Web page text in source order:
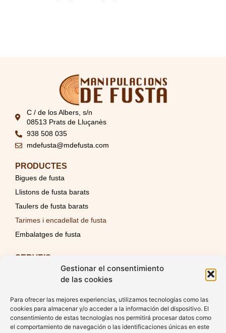
Gestionar el consentimiento
de las cookies
Para ofrecer las mejores experiencias, utilizamos tecnologías como las
cookies para almacenar y/o acceder a la información del dispositivo. El
consentimiento de estas tecnologías nos permitirá procesar datos como
el comportamiento de navegación o las identificaciones únicas en este
C / de los Albers, s/n
08513 Prats de Lluçanès
938 508 035
mdefusta@mdefusta.com
PRODUCTES
Bigues de fusta
Llistons de fusta barats
Taulers de fusta barats
Tarimes i encadellat de fusta
Embalatges de fusta
SERVEIS
Disseny i càlcul d’ estructures de fusta
Muntatge d’estructures de fusta
Tractaments de fustes
Estructures de fusta
Fusteria